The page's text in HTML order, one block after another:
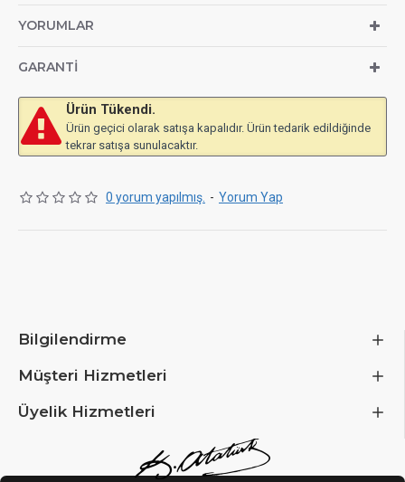
Ürün Tükendi.
Ürün geçici olarak satışa kapalıdır. Ürün tedarik edildiğinde
tekrar satışa sunulacaktır.
YORUMLAR
GARANTI
0 yorum yapılmış. - Yorum Yap
Bilgilendirme
Müşteri Hizmetleri
Üyelik Hizmetleri